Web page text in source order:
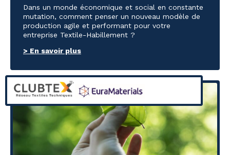
Dans un monde économique et social en constante
mutation, comment penser un nouveau modèle de
production agile et performant pour votre
entreprise Textile-Habillement ?
> En savoir plus